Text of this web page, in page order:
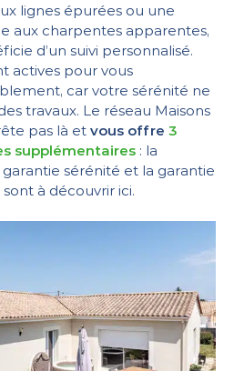
lignes épurées ou une
aux charpentes apparentes,
d’un suivi personnalisé.
actives pour vous
car votre sérénité ne
travaux. Le réseau Maisons
pas là etvous offre3
supplémentaires : la
sérénité et la garantie
à découvrir ici.